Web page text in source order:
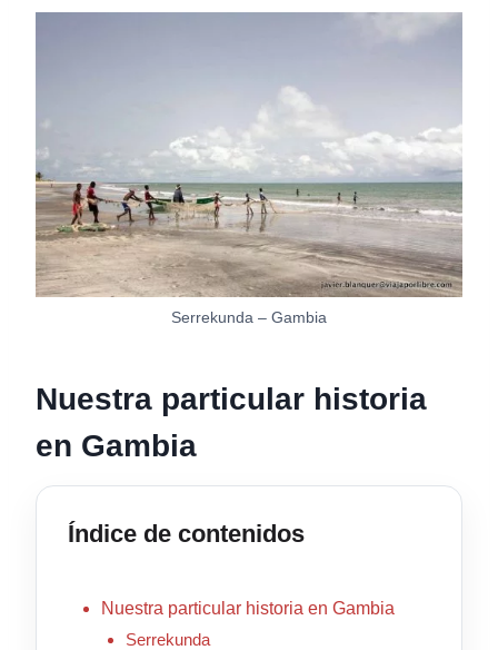
Serrekunda – Gambia
Nuestra particular historia
en Gambia
Índice de contenidos
Nuestra particular historia en Gambia
Serrekunda